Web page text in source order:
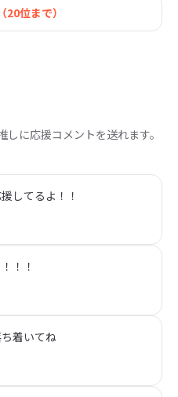
20位まで）
に応援コメントを送れます。
してるよ！！
！！
着いてね